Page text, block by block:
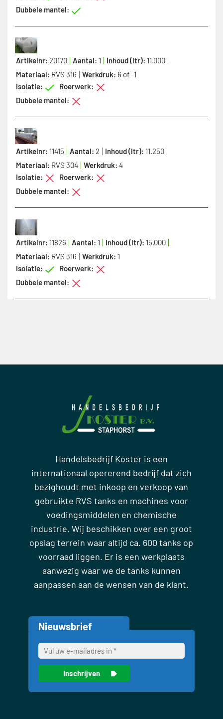
Dubbele mantel:
Artikelnr: 20170 Aantal: 1 Inhoud (ltr): 11.000
Materiaal: RVS 316 Werkdruk: 6 of -1
Isolatie:
Roerwerk:
Dubbele mantel:
Artikelnr: 11415 Aantal: 2 Inhoud (ltr): 11.250
Materiaal: RVS 304 Werkdruk: 4
Isolatie:
Roerwerk:
Dubbele mantel:
Artikelnr: 11826 Aantal: 1 Inhoud (ltr): 15.000
Materiaal: RVS 316 Werkdruk: 1
Isolatie:
Roerwerk:
Dubbele mantel:
Handelsbedrijf Koster is een
internationaal opererend bedrijf dat zich
bezighoudt met inkoop en verkoop van
gebruikte RVS tanks en machines voor
voedingsmiddelen en chemische
industrie. Wij beschikken over een groot
opslag terrein waar altijd ca. 600 tanks op
voorraad liggen. Er is een werkplaats
aanwezig waar we de tanks kunnen
aanpassen aan de wensen van de klant.
Nieuwsbrief